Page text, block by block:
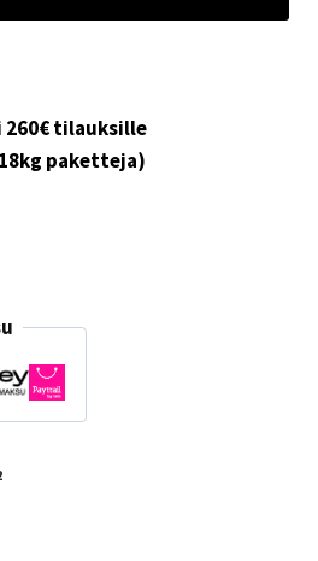
tilauksille
paketteja)